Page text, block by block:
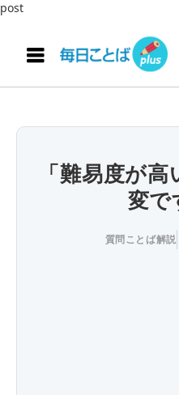
post
「難易度が
変
質問ことば解説